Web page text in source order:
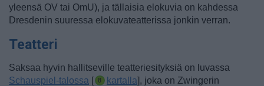
yleensä OV tai OmU), ja tällaisia elokuvia on kahdessa
Dresdenin suuressa elokuvateatterissa jonkin verran.
Teatteri
Saksaa hyvin hallitseville teatteriesityksiä on luvassa
Schauspiel-talossa [ kartalla], joka on Zwingerin